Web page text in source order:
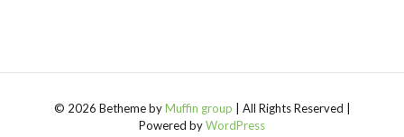
© 2026 Betheme byMuffin group | All Rights Reserved |
Powered byWordPress